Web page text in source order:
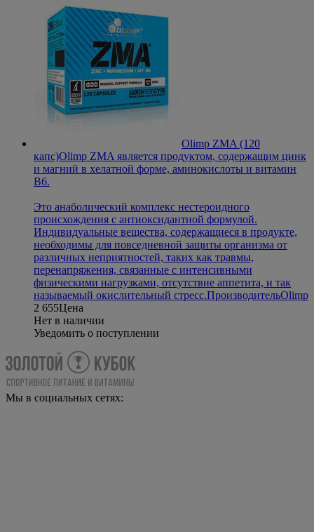
Olimp ZMA (120
капс)Olimp ZMA является продуктом, содержащим цинк
и магний в хелатной форме, аминокислоты и витамин
B6.
Это анаболический комплекс нестероидного
происхождения с антиоксидантной формулой.
Индивидуальные вещества, содержащиеся в продукте,
необходимы для повседневной защиты организма от
различных неприятностей, таких как травмы,
перенапряжения, связанные с интенсивными
физическими нагрузками, отсутствие аппетита, и так
называемый окислительный стресс.ПроизводительOlimp
2 655Цена
Нет в наличии
Уведомить о поступлении
Мы в социальных сетях: